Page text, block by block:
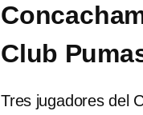
Club
Tres jugadores del